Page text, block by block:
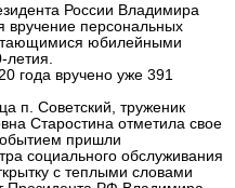
России Владимира
персональных
юбилейными
года вручено уже 391
п. Советский, труженик
Старостина отметила свое
пришли
социального обслуживания
с теплыми словами